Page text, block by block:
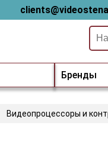
Бренды
Видеопроцессоры и